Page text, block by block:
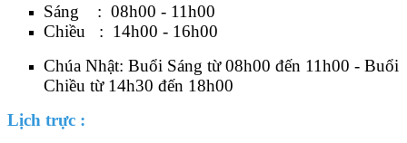
Sáng : 08h00 - 11h00
Chiều : 14h00 - 16h00
Chúa Nhật: Buổi Sáng từ 08h00 đến 11h00 - Buổi
Chiều từ 14h30 đến 18h00
Lịch trực :